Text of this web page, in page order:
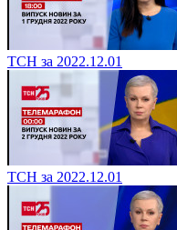
ТСН за 2022.12.01
ТСН за 2022.12.01